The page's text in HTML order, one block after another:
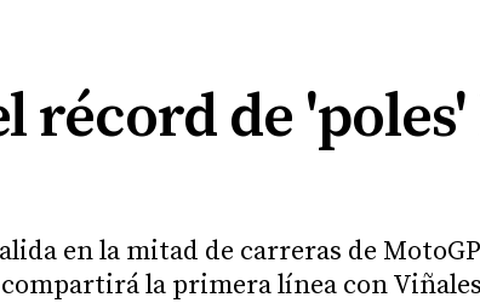
récord de 'poles'
en la mitad de carreras de
compartirá la primera línea con